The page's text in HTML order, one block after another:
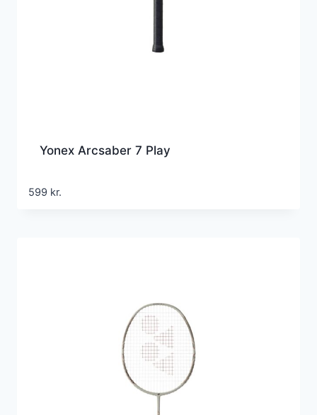
Yonex Arcsaber 7 Play
599 kr.